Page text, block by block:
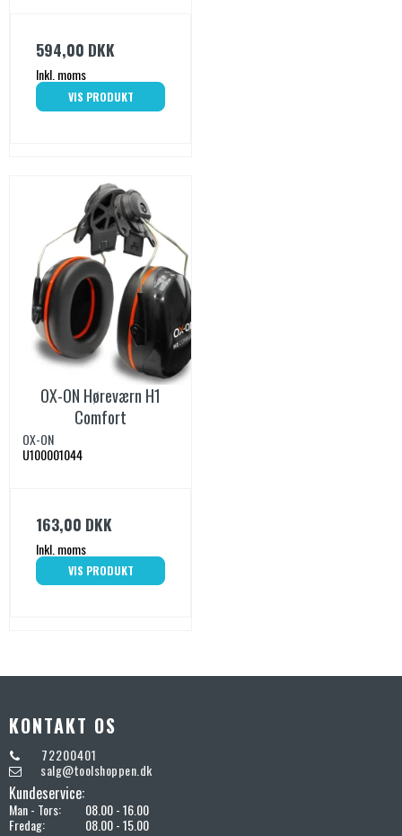
594,00 DKK
Inkl. moms
VIS PRODUKT
OX-ON Høreværn H1
Comfort
OX-ON
U100001044
163,00 DKK
Inkl. moms
VIS PRODUKT
KONTAKT OS
72200401
salg@toolshoppen.dk
Kundeservice:
Man - Tors:
08.00 - 16.00
Fredag:
08.00 - 15.00